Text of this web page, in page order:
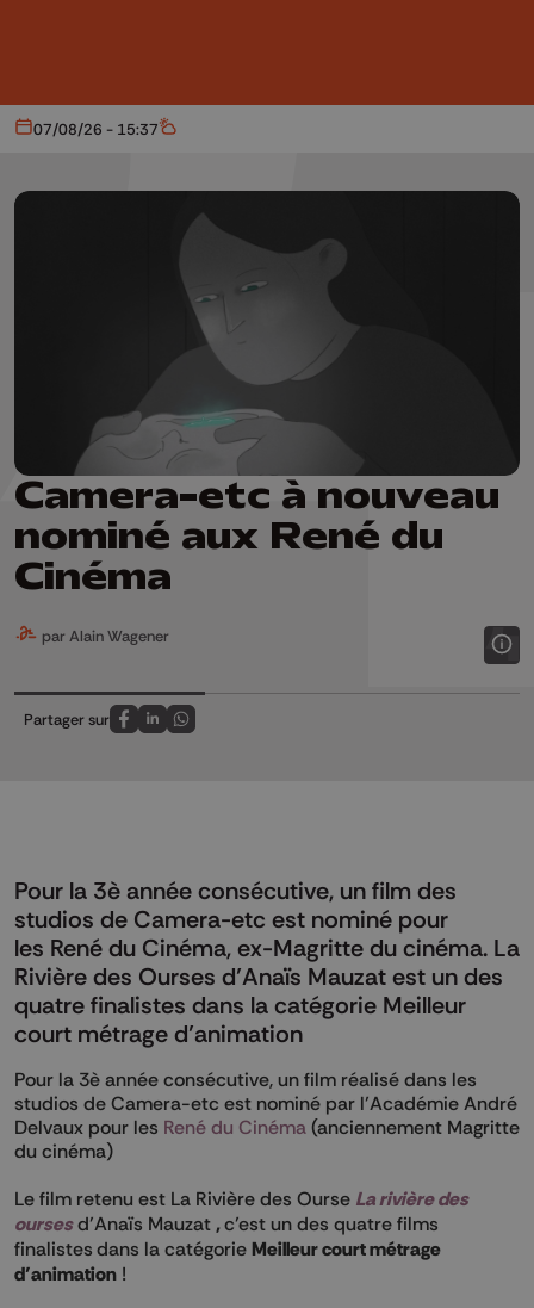
Aujourd'hui
07/08/26 - 15:37 Météo
Camera-etc à nouveau
nominé aux René du
Cinéma
par Alain Wagener
Partager sur
Partagez sur FaceBook
Partagez sur LinkedIn
Partagez sur Whatsapp
Pour la 3è année consécutive, un film des
studios de Camera-etc est nominé pour
les René du Cinéma, ex-Magritte du cinéma. La
Rivière des Ourses d’Anaïs Mauzat est un des
quatre finalistes dans la catégorie Meilleur
court métrage d’animation
Pour la 3è année consécutive, un film réalisé dans les
studios de Camera-etc est nominé par l’Académie André
Delvaux pour les René du Cinéma (anciennement Magritte
du cinéma)
Le film retenu est La Rivière des Ourse La rivière des
oursesd’Anaïs Mauzat ,c’est un des quatre films
finalistes dans la catégorie Meilleur court métrage
d’animation !